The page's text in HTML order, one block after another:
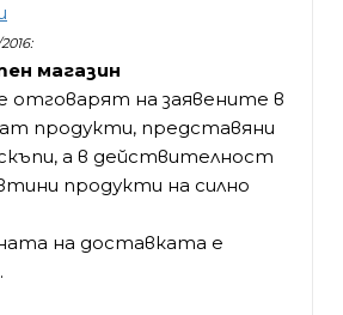
магазин
на заявените в
продукти, представяни
а в действителност
продукти на силно
на доставката е